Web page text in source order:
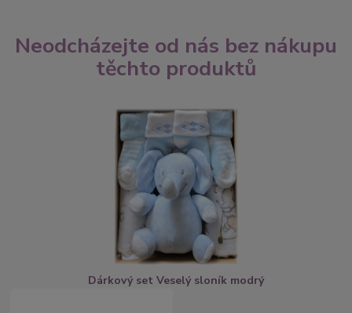
Neodcházejte od nás bez nákupu
těchto produktů
Dárkový set Veselý sloník modrý